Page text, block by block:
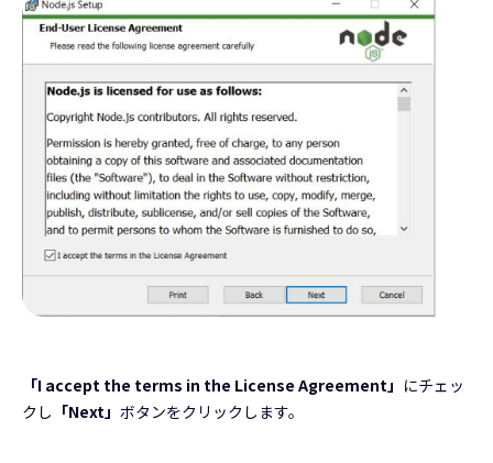
「I accept the terms in the License Agreement」 にチェッ
クし 「Next」 ボタンをクリックします。